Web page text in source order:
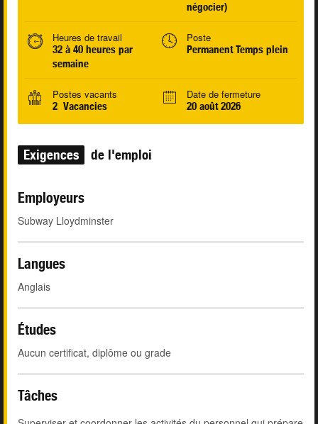
négocier)
Heures de travail
32 à 40 heures par
semaine
Poste
Permanent Temps plein
Postes vacants
2 Vacancies
Date de fermeture
20 août 2026
Exigences de l'emploi
Employeurs
Subway Lloydminster
Langues
Anglais
Études
Aucun certificat, diplôme ou grade
Tâches